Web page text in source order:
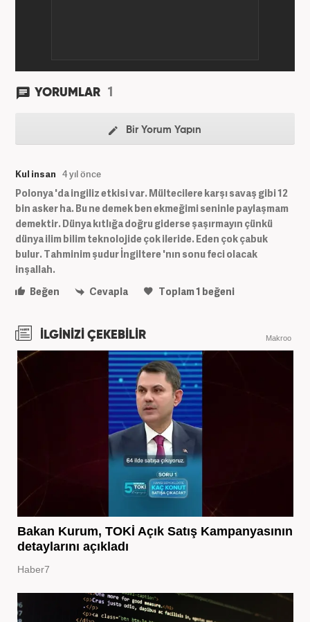
YORUMLAR 1
Bir Yorum Yapın
Kul insan 4 yıl önce
Polonya 'da ingiliz etkisi var. Mültecilere karşı savaş gibi 12
bin asker ha. Bu ne demek ben ekmeğimi seninle paylaşmam
demektir. Dünya kıtlığa doğru giderse şaşırmayın çünkü
dünya ilim bilim teknolojide çok ileride. Eden çok çabuk
bulur. Tahminim şudur İngiltere 'nın sonu feci olacak
inşallah.
Beğen
Cevapla Toplam1 beğeni
İLGİNİZİ ÇEKEBİLİR Makroo
Bakan Kurum, TOKİ Açık Satış Kampanyasının
detaylarını açıkladı
Haber7